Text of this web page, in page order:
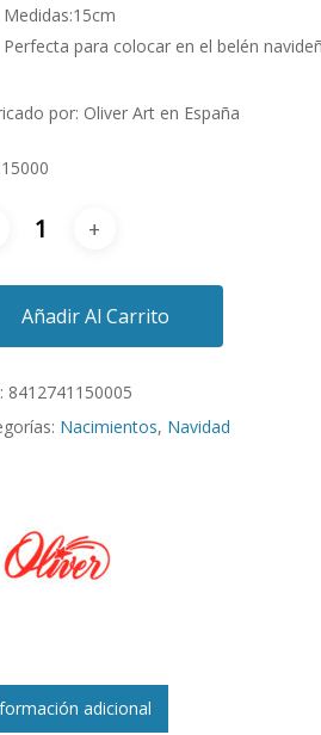
Medidas:15cm
Perfecta para colocar en el belén
por: Oliver Art en España
Añadir Al Carrito
8412741150005
Nacimientos, Navidad
adicional